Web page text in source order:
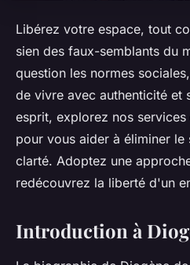
Libérez votre espace, tout
sien des faux-semblants du
question les normes
de vivre avec authenticité et
esprit, explorez nos
pour vous aider à éliminer
clarté. Adoptez une
redécouvrez la liberté d'un
Introduction à